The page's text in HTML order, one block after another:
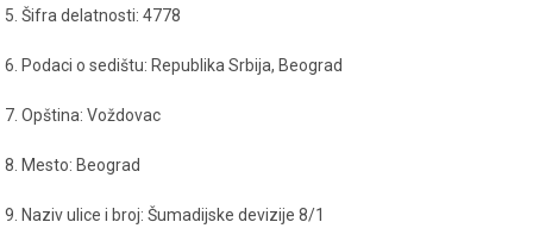
5. Šifra delatnosti: 4778
6. Podaci o sedištu: Republika Srbija, Beograd
7. Opština: Voždovac
8. Mesto: Beograd
9. Naziv ulice i broj: Šumadijske devizije 8/1